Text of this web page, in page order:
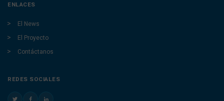
ENLACES
El News
El Proyecto
Contáctanos
REDES SOCIALES